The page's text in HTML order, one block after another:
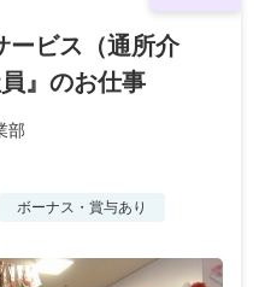
ービス（通所介
』のお仕事
部
ボーナス・賞与あり